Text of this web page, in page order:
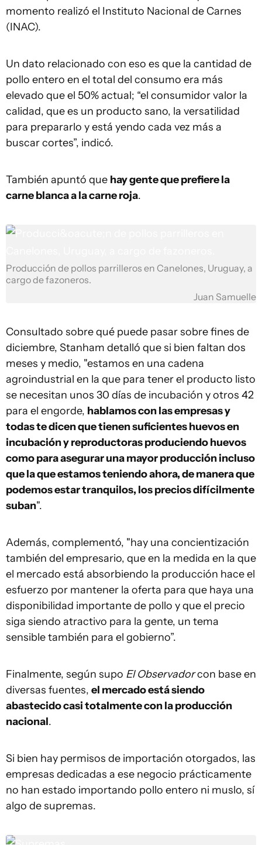
momento realizó el Instituto Nacional de Carnes
(INAC).
Un dato relacionado con eso es que la cantidad de
pollo entero en el total del consumo era más
elevado que el 50% actual; “el consumidor valor la
calidad, que es un producto sano, la versatilidad
para prepararlo y está yendo cada vez más a
buscar cortes”, indicó.
También apuntó que hay gente que prefiere la
carne blanca a la carne roja.
Producción de pollos parrilleros en Canelones, Uruguay, a
cargo de fazoneros.
Juan Samuelle
Consultado sobre qué puede pasar sobre fines de
diciembre, Stanham detalló que si bien faltan dos
meses y medio, "estamos en una cadena
agroindustrial en la que para tener el producto listo
se necesitan unos 30 días de incubación y otros 42
para el engorde, hablamos con las empresas y
todas te dicen que tienen suficientes huevos en
incubación y reproductoras produciendo huevos
como para asegurar una mayor producción incluso
que la que estamos teniendo ahora, de manera que
podemos estar tranquilos, los precios difícilmente
suban".
Además, complementó, "hay una concientización
también del empresario, que en la medida en la que
el mercado está absorbiendo la producción hace el
esfuerzo por mantener la oferta para que haya una
disponibilidad importante de pollo y que el precio
siga siendo atractivo para la gente, un tema
sensible también para el gobierno”.
Finalmente, según supo El Observadorcon base en
diversas fuentes, el mercado está siendo
abastecido casi totalmente con la producción
nacional.
Si bien hay permisos de importación otorgados, las
empresas dedicadas a ese negocio prácticamente
no han estado importando pollo entero ni muslo, sí
algo de supremas.